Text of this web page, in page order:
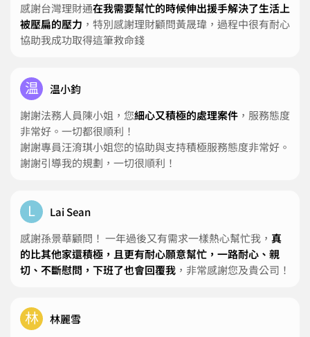
感謝台灣理財通在我需要幫忙的時候伸出援手解決了生活上
被壓扁的壓力 ，特別感謝理財顧問黃晟瑋，過程中很有耐心
協助我成功取得這筆救命錢
温
温小鈞
謝謝法務人員陳小姐，您細心又積極的處理案件 ，服務態度
非常好。一切都很順利！
謝謝專員汪淯琪小姐您的協助與支持積極服務態度非常好。
謝謝引導我的規劃，一切很順利！
L
Lai Sean
感謝孫景華顧問！ 一年過後又有需求一樣熱心幫忙我， 真
的比其他家還積極，且更有耐心願意幫忙，一路耐心、親
切、不斷慰問，下班了也會回覆我 ，非常感謝您及貴公司！
林
林麗雪